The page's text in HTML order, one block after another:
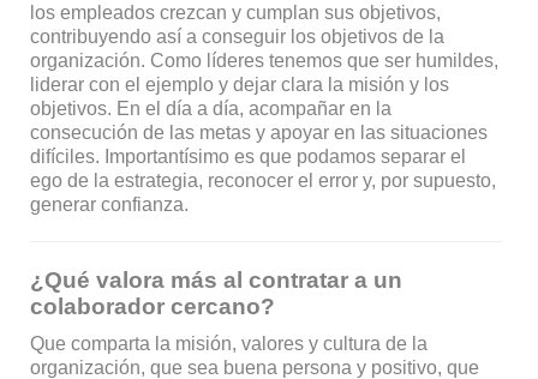
los empleados crezcan y cumplan sus objetivos,
contribuyendo así a conseguir los objetivos de la
organización. Como líderes tenemos que ser humildes,
liderar con el ejemplo y dejar clara la misión y los
objetivos. En el día a día, acompañar en la
consecución de las metas y apoyar en las situaciones
difíciles. Importantísimo es que podamos separar el
ego de la estrategia, reconocer el error y, por supuesto,
generar confianza.
¿Qué valora más al contratar a un
colaborador cercano?
Que comparta la misión, valores y cultura de la
organización, que sea buena persona y positivo, que